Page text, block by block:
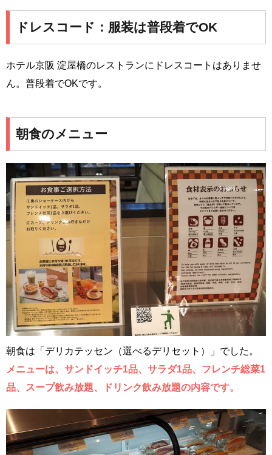
ドレスコード：服装は普段着でOK
ホテル京阪 淀屋橋のレストランにドレスコートはありませ
ん。普段着でOKです。
朝食のメニュー
朝食は「デリカテッセン（選べるデリセット）」でした。
メニューは、サンドイッチ1品、サラダ1品、フレンチ総菜1
品、スープ飲み放題、ドリンク飲み放題の内容です。